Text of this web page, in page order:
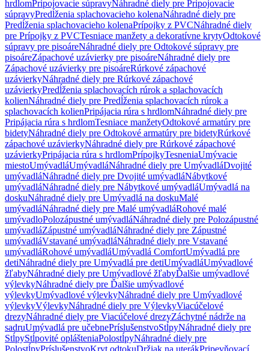
hrdlomPripojovacie súpravyNáhradné diely pre Pripojovacie
súpravyPredĺženia splachovacieho kolenaNáhradné diely pre
Predĺženia splachovacieho kolenaPrípojky z PVCNáhradné diely
pre Prípojky z PVCTesniace manžety a dekoratívne krytyOdtokové
súpravy pre pisoáreNáhradné diely pre Odtokové súpravy pre
pisoáreZápachové uzávierky pre pisoáreNáhradné diely pre
Zápachové uzávierky pre pisoáreRúrkové zápachové
uzávierkyNáhradné diely pre Rúrkové zápachové
uzávierkyPredĺženia splachovacích rúrok a splachovacích
kolienNáhradné diely pre Predĺženia splachovacích rúrok a
splachovacích kolienPripájacia rúra s hrdlomNáhradné diely pre
Pripájacia rúra s hrdlomTesniace manžetyOdtokové armatúry pre
bidetyNáhradné diely pre Odtokové armatúry pre bidetyRúrkové
zápachové uzávierkyNáhradné diely pre Rúrkové zápachové
uzávierkyPripájacia rúra s hrdlomPrípojkyTesneniaUmývacie
miestoUmývadláUmývadláNáhradné diely pre UmývadláDvojité
umývadláNáhradné diely pre Dvojité umývadláNábytkové
umývadláNáhradné diely pre Nábytkové umývadláUmývadlá na
doskuNáhradné diely pre Umývadlá na doskuMalé
umývadláNáhradné diely pre Malé umývadláRohové malé
umývadloPolozápustné umývadláNáhradné diely pre Polozápustné
umývadláZápustné umývadláNáhradné diely pre Zápustné
umývadláVstavané umývadláNáhradné diely pre Vstavané
umývadláRohové umývadláUmývadlá ComfortUmývadlá pre
detiNáhradné diely pre Umývadlá pre detiUmývadláUmývadlové
žľabyNáhradné diely pre Umývadlové žľabyĎalšie umývadlové
výlevkyNáhradné diely pre Ďalšie umývadlové
výlevkyUmývadlové výlevkyNáhradné diely pre Umývadlové
výlevkyVýlevkyNáhradné diely pre VýlevkyViacúčelové
drezyNáhradné diely pre Viacúčelové drezyZáchytné nádrže na
sadruUmývadlá pre učebnePríslušenstvoStĺpyNáhradné diely pre
StĺpyStĺpovité oplášteniaPolostĺpyNáhradné diely pre
PolostĺpyPríslušenstvoKryt odtokuDržiak na uterákPripevňovací